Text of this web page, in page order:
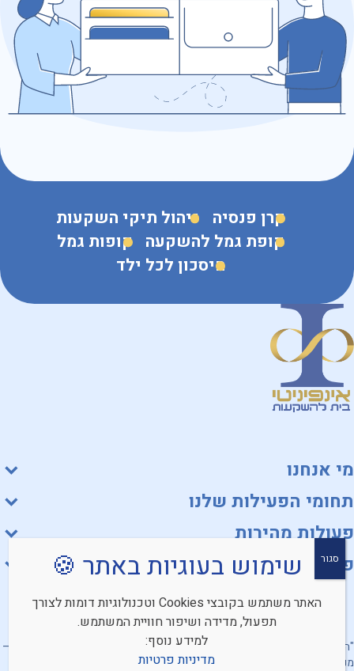
נושא הפנייה
קרן פנסיה ניהול תיקי השקעות
קופת גמל להשקעה קופות גמל
חיסכון לכל ילד
מי אנחנו
תחומי הפעילות שלנו
פעולות מהירות
פורטלים
"השירותים ניתנים על ידי אינפיניטי ניהול תיקי השקעות (בישראל ובעולם) בע"מ –
מנהל תיקים ואיניפיניטי ניהול השתלמות וגמל בע"מ – חברה מנהלת ומשווק
שימוש בעוגיות באתר 🍪
האתר משתמש בקובצי Cookies וטכנולוגיות דומות לצורך
תפעול, מדידה ושיפור חוויית המשתמש.
למידע נוסף:
מדיניות פרטיות
סגור